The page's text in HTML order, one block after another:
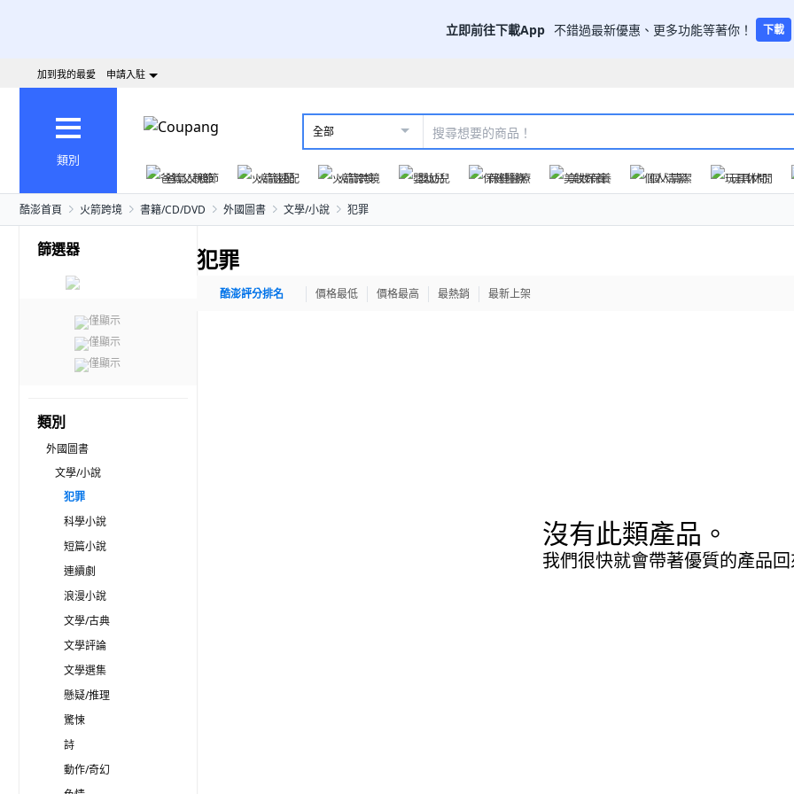
立即前往下載App 不錯過最新優惠、更多功能等著你！ 下載
加到我的最愛 申請入駐
類別
全部
爸氣父親節 火箭速配 火箭跨境 嬰幼兒 保健醫療 美妝保養 個人清潔 玩具休閒
酷澎首頁 火箭跨境 書籍/CD/DVD 外國圖書 文學/小說 犯罪
篩選器
僅顯示
僅顯示
僅顯示
類別
外國圖書
文學/小說
犯罪
科學小說
短篇小說
連續劇
浪漫小說
文學/古典
文學評論
文學選集
懸疑/推理
驚悚
詩
動作/奇幻
犯罪
酷澎評分排名 價格最低 價格最高 最熱銷 最新上架
沒有此類產品。
我們很快就會帶著優質的產品